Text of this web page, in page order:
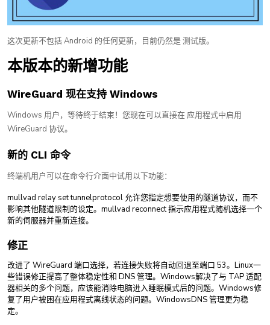
这次更新不包括 Android 的任何更新，目前仍然是 测试版。
本版本的新增功能
WireGuard 现在支持 Windows
Windows 用户，等待终于结束！您现在可以直接在 应用程式中启用
WireGuard 协议。
新的 CLI 命令
终端机用户可以在命令行介面中试用以下功能：
mullvad relay set tunnelprotocol 允许您指定想要使用的隧道协议，而不
影响其他隧道限制的设定。mullvad reconnect 指示应用程式随机选择一个
新的伺服器并重新连接。
修正
改进了 WireGuard 端口选择，若连接失败将自动回退至端口 53。Linux一
些错误修正提高了整体稳定性和 DNS 管理。Windows解决了与 TAP 适配
器相关的多个问题，应该能消除电脑进入睡眠模式后的问题。Windows修
复了用户被困在应用程式离线状态的问题。WindowsDNS 管理更为稳
定。